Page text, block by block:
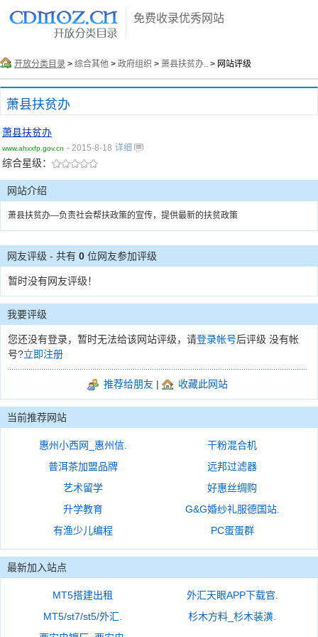
免费收录优秀网站
开放分类目录 > 综合其他 > 政府组织 > 萧县扶贫办.. > 网站评级
萧县扶贫办
萧县扶贫办
www.ahxxfp.gov.cn - 2015-8-18 详细
综合星级：
网站介绍
萧县扶贫办—负责社会帮扶政策的宣传，提供最新的扶贫政策
网友评级 - 共有 0 位网友参加评级
暂时没有网友评级！
我要评级
您还没有登录，暂时无法给该网站评级，请登录帐号后评级 没有帐
号?立即注册
推荐给朋友 | 收藏此网站
当前推荐网站
惠州小西网_惠州信.
干粉混合机
普洱茶加盟品牌
远邦过滤器
艺术留学
好惠丝绸购
升学教育
G&G婚纱礼服德国站.
有渔少儿编程
PC蛋蛋群
最新加入站点
MT5搭建出租
外汇天眼APP下载官.
MT5/st7/st5/外汇.
杉木方料_杉木装潢.